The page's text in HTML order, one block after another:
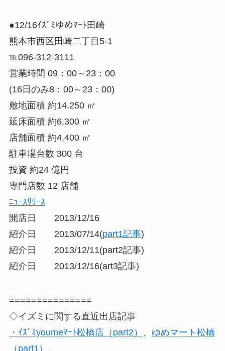
●12/16ｲｽﾞﾐゆめﾏｰﾄ田崎
熊本市西区田崎二丁目5-1
℡096-312-3111
営業時間 09：00～23：00
(16日のみ8：00～23：00)
敷地面積 約14,250 ㎡
延床面積 約6,300 ㎡
店舗面積 約4,400 ㎡
駐車場台数 300 台
投資 約24 億円
専門店数 12 店舗
ﾆｭｰｽﾘﾘｰｽ
開店日 2013/12/16
紹介日 2013/07/14(part1記事)
紹介日 2013/12/11(part2記事)
紹介日 2013/12/16(art3記事)
===============
◇イズミに関する直近出店記事
・ｲｽﾞﾐyoumeﾏｰﾄ松橋店（part2）
、 ゆめマート松橋
（part1）
、